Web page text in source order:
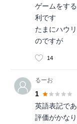
ゲームをす
利です
たまにハウ
のですが
14
るーお
1
英語表記で
評価がかな